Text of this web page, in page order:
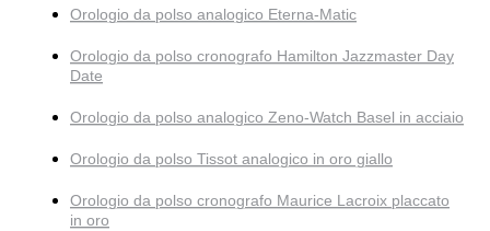
Orologio da polso analogico Eterna-Matic
Orologio da polso cronografo Hamilton Jazzmaster Day
Date
Orologio da polso analogico Zeno-Watch Basel in acciaio
Orologio da polso Tissot analogico in oro giallo
Orologio da polso cronografo Maurice Lacroix placcato
in oro